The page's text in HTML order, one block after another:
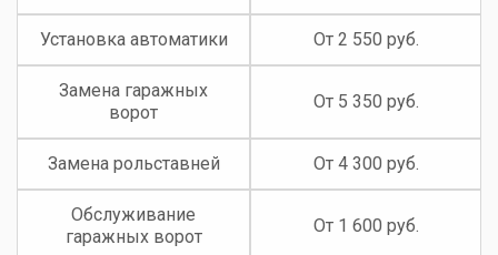
Установка автоматики От 2 550 руб.
Замена гаражных
ворот
От 5 350 руб.
Замена рольставней От 4 300 руб.
Обслуживание
гаражных ворот
От 1 600 руб.